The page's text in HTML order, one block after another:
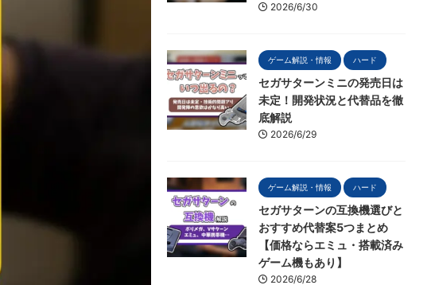
2026/6/30
ゲーム解説・情報 ハード
セガサターンミニの発売日は
未定！開発状況と代替品を徹
底解説
2026/6/29
ゲーム解説・情報 ハード
セガサターンの互換機選びと
おすすめ代替案5つまとめ
【価格ならエミュ・搭載済み
ゲーム機もあり】
2026/6/28